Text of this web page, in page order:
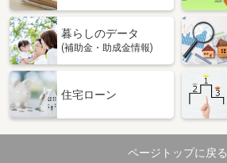
暮らしのデータ
(補助金・助成金情報)
住宅ローン
ページトップに戻る